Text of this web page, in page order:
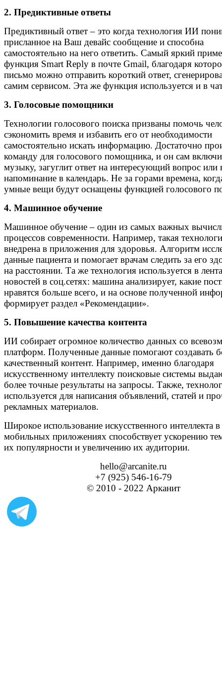
2. Предиктивные ответы
Предиктивный ответ – это когда технология ИИ
присланное на Ваш девайс сообщение и способна
самостоятельно на него ответить. Самый яркий
функция Smart Reply в почте Gmail, благодаря
письмо можно отправить короткий ответ,
самим сервисом. Эта же функция используется и в
3. Голосовые помощники
Технологии голосового поиска призваны помочь
сэкономить время и избавить его от необходимости
самостоятельно искать информацию. Достаточно
команду для голосового помощника, и он сам
музыку, загуглит ответ на интересующий вопрос или
напоминание в календарь. Не за горами времена,
умные вещи будут оснащены функцией голосового
4. Машинное обучение
Машинное обучение – один из самых важных
процессов современности. Например, такая
внедрена в приложения для здоровья. Алгоритм
данные пациента и помогает врачам следить за его
на расстоянии. Та же технология используется в
новостей в соц.сетях: машина анализирует, какие
нравятся больше всего, и на основе полученной
формирует раздел «Рекомендации».
5. Повышение качества контента
ИИ собирает огромное количество данных со
платформ. Полученные данные помогают создавать
качественный контент. Например, именно благодаря
искусственному интеллекту поисковые системы
более точные результаты на запросы. Также,
используется для написания объявлений, статей и
рекламных материалов.
Широкое использование искусственного интеллекта в
мобильных приложениях способствует ускорению
их популярности и увеличению их аудитории.
hello@arcanite.ru
+7 (925) 546-16-79
© 2010 - 2022 Арканит